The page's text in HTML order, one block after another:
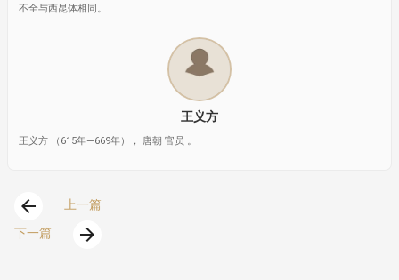
不全与西昆体相同。
王义方
王义方 （615年—669年）， 唐朝 官员 。
arrow_back
上一篇
下一篇
arrow_forward